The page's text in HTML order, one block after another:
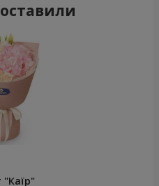
"Каїр"